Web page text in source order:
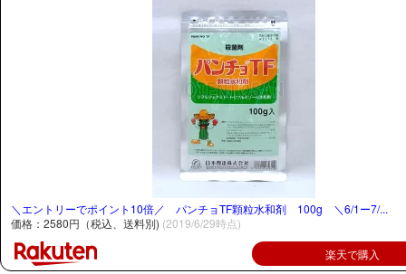
＼エントリーでポイント10倍／ パンチョTF顆粒水和剤 100g ＼6/1ー7/...
価格：2580円（税込、送料別) (2019/6/29時点)
楽天で購入